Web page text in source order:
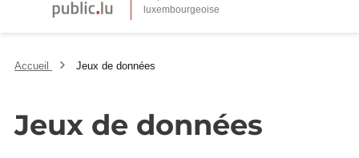
Accueil Jeux de données
Jeux de données